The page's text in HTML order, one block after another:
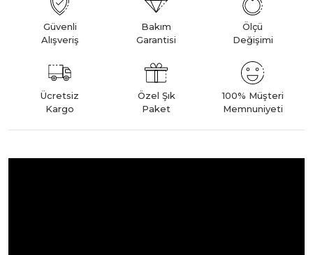
Güvenli
Alışveriş
Bakım
Garantisi
Ölçü
Değişimi
Ücretsiz
Kargo
Özel Şık
Paket
100% Müşteri
Memnuniyeti